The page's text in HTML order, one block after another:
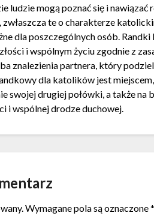
ludzie mogą poznać się i nawiązać
te o charakterze
dla poszczególnych osób.
i wspólnym życiu zgodnie z
znalezienia partnera, który
dla katolików jest
swojej drugiej połówki, a także na
i wspólnej drodze duchowej.
Wymagane pola są oznaczone*